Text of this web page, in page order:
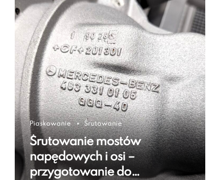
Piaskowanie Śrutowanie
Śrutowanie mostów
napędowych i osi –
przygotowanie do